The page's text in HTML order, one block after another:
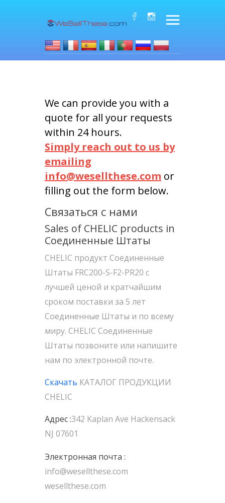
We can provide you with a
quote for all your requests
within 24 hours.
Simply reach out to us by
emailing
info@wesellthese.com or
filling out the form below.
Связаться с нами
Sales of CHELIC products in
Соединенные Штаты
CHELIC продукт Соединенные
Штаты FRC200-S-F2-PR20 с
лучшей ценой и кратчайшим
сроком поставки за 5 лет
Соединенные Штаты и по всему
миру. CHELIC Соединенные
Штаты позвоните или напишите
нам по электронной почте.
Скачать КАТАЛОГ ПРОДУКЦИИ
CHELIC
Адрес :342 Kaplan Ave Hackensack
NJ 07601
Электронная почта :
info@wesellthese.com
wesellthese.com